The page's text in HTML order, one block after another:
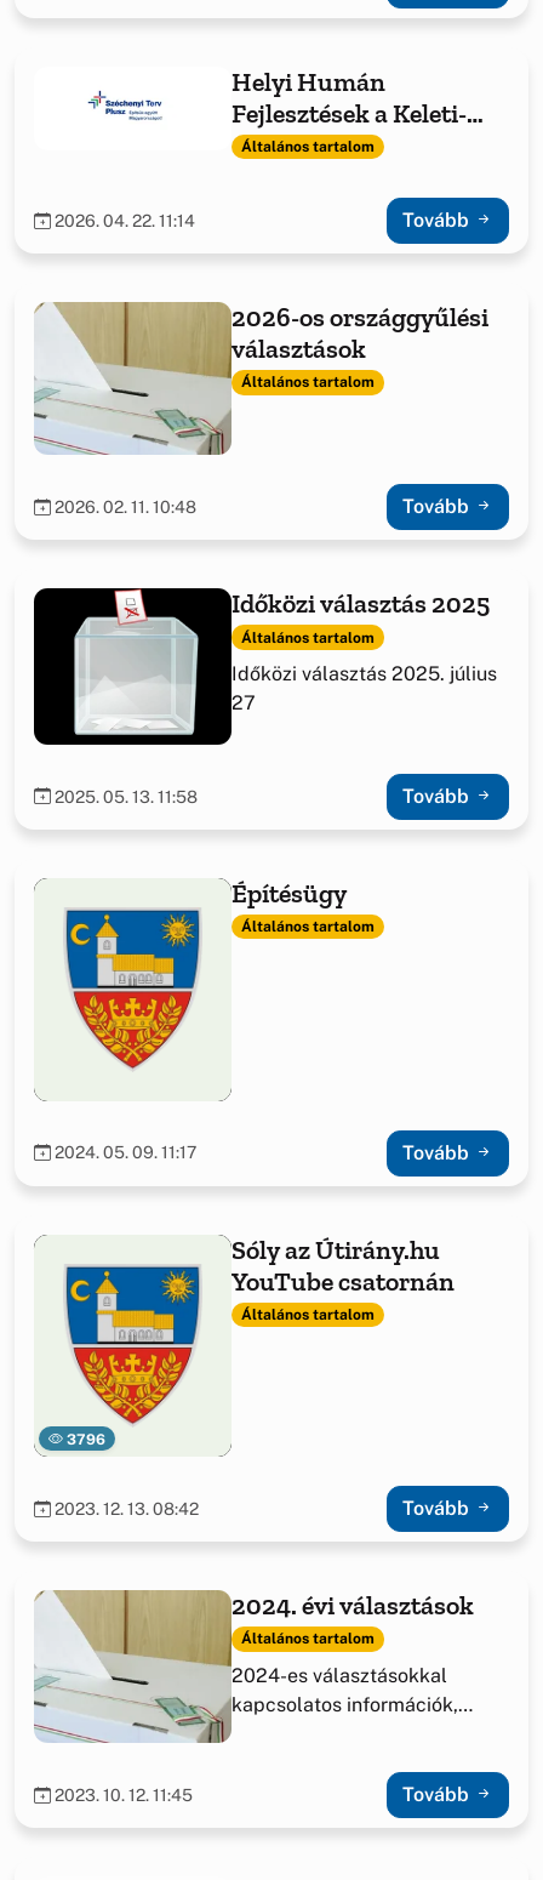
Helyi Humán
Fejlesztések a Keleti-
Bakony Térségében
Általános tartalom
2026. 04. 22. 11:14 Tovább
2026-os országgyűlési
választások
Általános tartalom
2026. 02. 11. 10:48 Tovább
Időközi választás 2025
Általános tartalom
Időközi választás 2025. július
27
2025. 05. 13. 11:58 Tovább
Építésügy
Általános tartalom
2024. 05. 09. 11:17 Tovább
3796
Sóly az Útirány.hu
YouTube csatornán
Általános tartalom
2023. 12. 13. 08:42 Tovább
2024. évi választások
Általános tartalom
2024-es választásokkal
kapcsolatos információk,
2023. 10. 12. 11:45 Tovább